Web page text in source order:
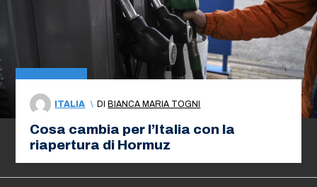
ITALIA \ DI BIANCA MARIA TOGNI
Cosa cambia per l’Italia con la
riapertura di Hormuz